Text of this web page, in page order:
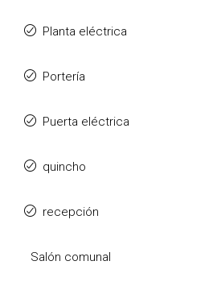
Planta eléctrica
Portería
Puerta eléctrica
quincho
recepción
Salón comunal